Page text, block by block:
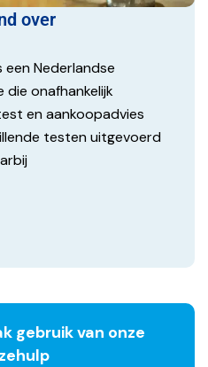
over
Nederlandse
onafhankelijk
en aankoopadvies
testen uitgevoerd
gebruik van onze